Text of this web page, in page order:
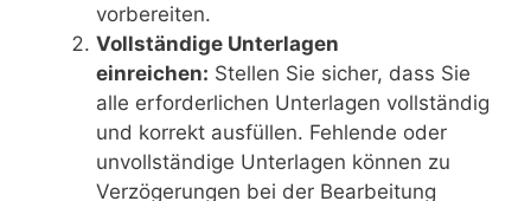
vorbereiten.
Vollständige Unterlagen
einreichen: Stellen Sie sicher, dass Sie
alle erforderlichen Unterlagen vollständig
und korrekt ausfüllen. Fehlende oder
unvollständige Unterlagen können zu
Verzögerungen bei der Bearbeitung